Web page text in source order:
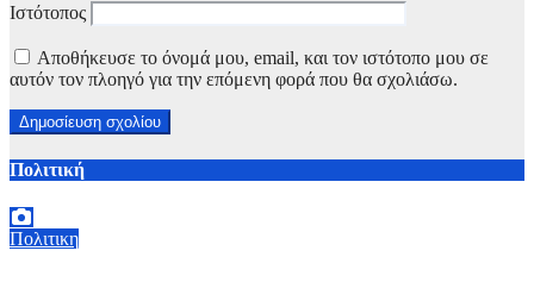
Ιστότοπος
Αποθήκευσε το όνομά μου, email, και τον ιστότοπο μου σε
αυτόν τον πλοηγό για την επόμενη φορά που θα σχολιάσω.
Πολιτική
Πολιτικη